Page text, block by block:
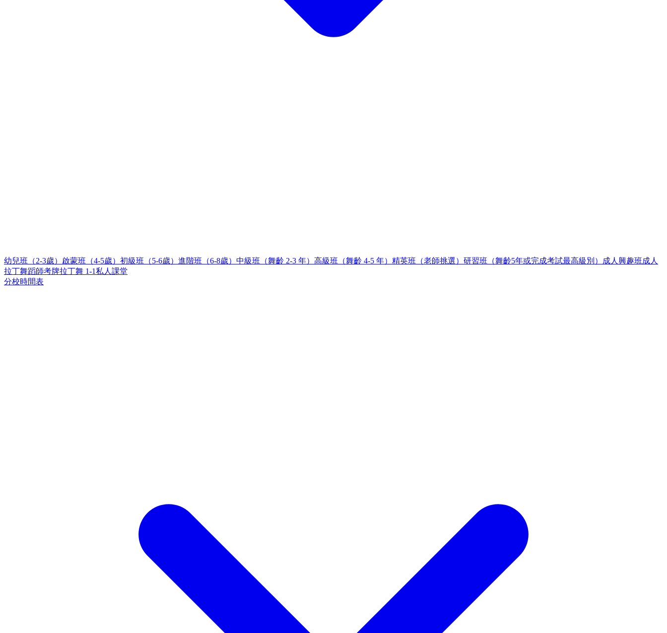
幼兒班（2-3歲） 啟蒙班（4-5歲） 初級班（5-6歲） 進階班（6-8歲） 中級班（舞齡 2-3 年） 高級班（舞齡 4-5 年） 精英班（老師挑選） 研習班（舞齡5年或完成考試最高級別） 成人興趣班成人
拉丁舞蹈師考牌拉丁舞 1-1私人課堂
分校時間表